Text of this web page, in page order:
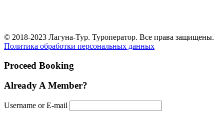
© 2018-2023 Лагуна-Тур. Туроператор. Все права защищены.
Политика обработки персональных данных
Proceed Booking
Already A Member?
Username or E-mail